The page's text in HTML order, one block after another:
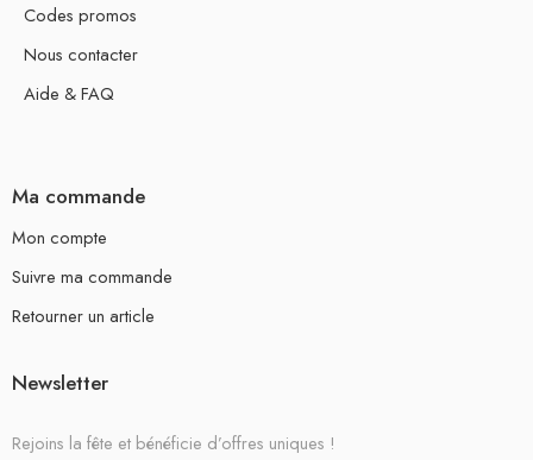
Codes promos
Nous contacter
Aide & FAQ
Ma commande
Mon compte
Suivre ma commande
Retourner un article
Newsletter
Rejoins la fête et bénéficie d’offres uniques !